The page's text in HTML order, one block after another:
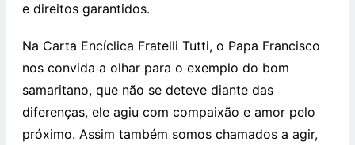
e direitos garantidos.
Na Carta Encíclica Fratelli Tutti, o Papa Francisco
nos convida a olhar para o exemplo do bom
samaritano, que não se deteve diante das
diferenças, ele agiu com compaixão e amor pelo
próximo. Assim também somos chamados a agir,